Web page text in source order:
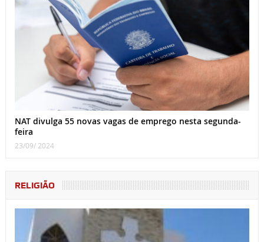
NAT divulga 55 novas vagas de emprego nesta segunda-
feira
23/09/ 2024
RELIGIÃO